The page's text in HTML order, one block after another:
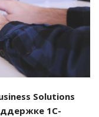
Solutions
1С-